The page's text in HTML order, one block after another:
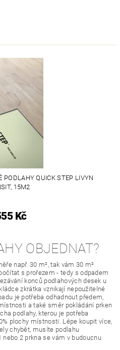
PODLAHY QUICK STEP LIVYN
15M2
Kč
OBJEDNAT?
např. 30 m², tak vám 30 m²
s prořezem - tedy s odpadem
konců podlahových desek u
zkrátka vznikají nepoužitelné
je potřeba odhadnout předem,
a také směr pokládání prken
podlahy, kterou je potřeba
plochy místnosti. Lépe koupit více,
chybět, musíte podlahu
2 prkna se vám v budoucnu